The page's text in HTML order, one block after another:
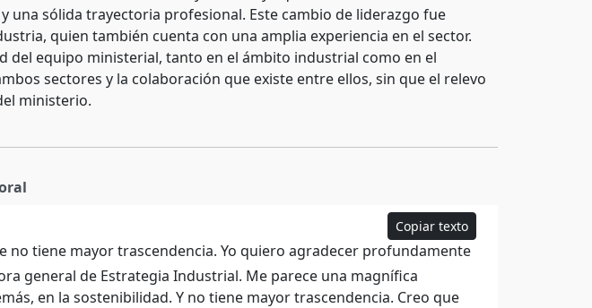
sólida trayectoria profesional. Este cambio de liderazgo fue
quien también cuenta con una amplia experiencia en el sector.
del equipo ministerial, tanto en el ámbito industrial como en el
sectores y la colaboración que existe entre ellos, sin que el relevo
ministerio.
Copiar texto
no tiene mayor trascendencia. Yo quiero agradecer profundamente
general de Estrategia Industrial. Me parece una magnífica
en la sostenibilidad. Y no tiene mayor trascendencia. Creo que